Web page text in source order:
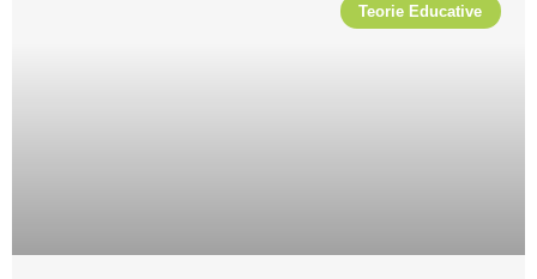
Teorie Educative